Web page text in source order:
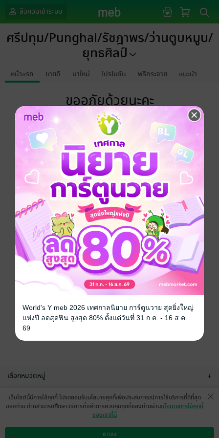
ล็อกอินเข้าระบบ
ศรีปทุม/Punghai/รัชฎาพร/ว่านตูบหมูบ/
ยุทธศิลป์
หน้าแรก ขายดี มาใหม่ โปรโมชัน ฟรีกระจาย แนะนำ
ขออภัยด้วยนะคะ
ไม่พบข้อมูลในหัวข้อที่คุณกำลังชมค่ะ
เลือกหมวดหมู่ +
บริการช่วยเหลือ +
เว็บไซต์นี้มีการใช้คุกกี้ โปรดยอมรับนโยบายคุกกี้เพื่อประสบการณ์การใช้บริการที่ดีที่สุด
ของท่าน ท่านสามารถศึกษาวิธีการตั้งค่าการควบคุมคุกกี้ของท่านผ่านนโยบายการใช้คุกกี้
ของเราที่นี่
ตกลง
World's Y meb 2026 เทศกาลนิยาย การ์ตูนวาย สุดยิ่งใหญ่
แห่งปี ลดสุดฟิน สูงสุด 80% ตั้งแต่วันที่ 31 ก.ค. - 16 ส.ค.
69